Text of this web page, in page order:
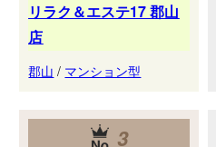
リラク＆エステ17 郡山
店
郡山 / マンション型
3